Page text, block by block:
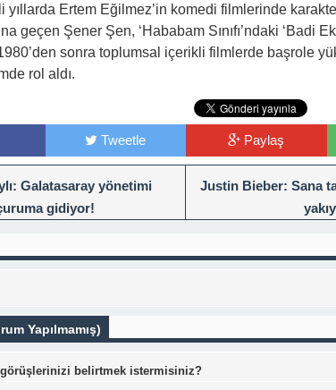
yıllarda Ertem Eğilmez’in komedi filmlerinde
geçen Şener Şen, ‘Hababam Sınıfı’ndaki ‘Badi
sonra toplumsal içerikli filmlerde başrole
rol aldı.
Tweetle Paylaş
Galatasaray yönetimi
gidiyor!
Justin Bieber: Sana
Yapılmamış)
görüşlerinizi belirtmek istermisiniz?